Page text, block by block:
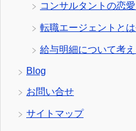
コンサルタントの恋
転職エージェントと
給与明細について考え
Blog
お問い合せ
サイトマップ